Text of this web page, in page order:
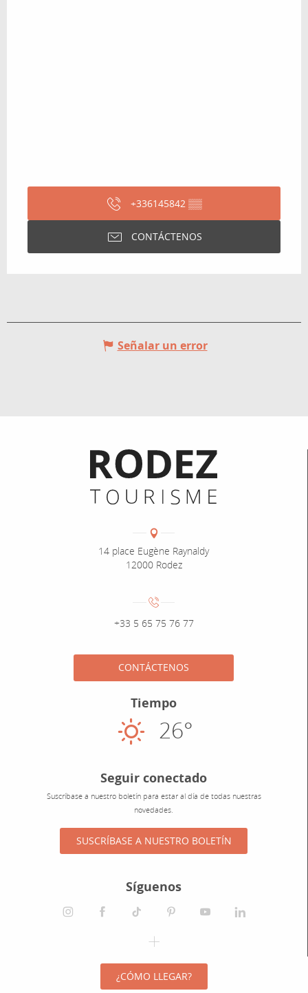
+336145842 ▒▒
CONTÁCTENOS
Señalar un error
Informations pratiques
Coordonnées
Adresse :
14 place Eugène Raynaldy
12000 Rodez
Numéro de téléphone :
+33 5 65 75 76 77
CONTÁCTENOS
Tiempo
Soleado
26°
Seguir conectado
Suscríbase a nuestro boletín para estar al día de todas nuestras
novedades.
SUSCRÍBASE A NUESTRO BOLETÍN
Síguenos
¿CÓMO LLEGAR?